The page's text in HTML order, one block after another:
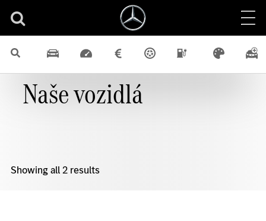
Naše vozidlá
Showing all 2 results